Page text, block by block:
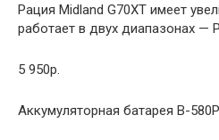
Рация Midland G70XT имеет
работает в двух диапазонах —
5 950р.
Аккумуляторная батарея B-580P